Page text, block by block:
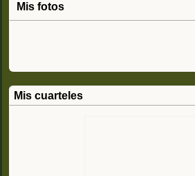
Mis fotos
Mis cuarteles